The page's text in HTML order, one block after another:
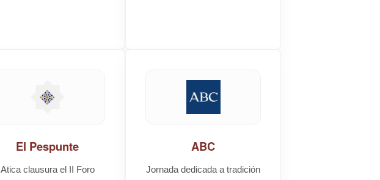
El Pespunte
Atica clausura el II Foro
ABC
Jornada dedicada a tradición